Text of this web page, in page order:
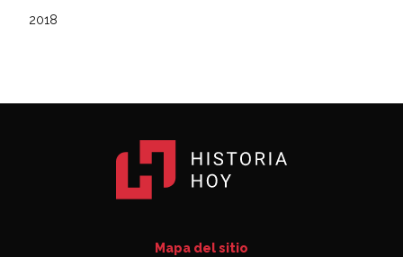
2018
Mapa del sitio